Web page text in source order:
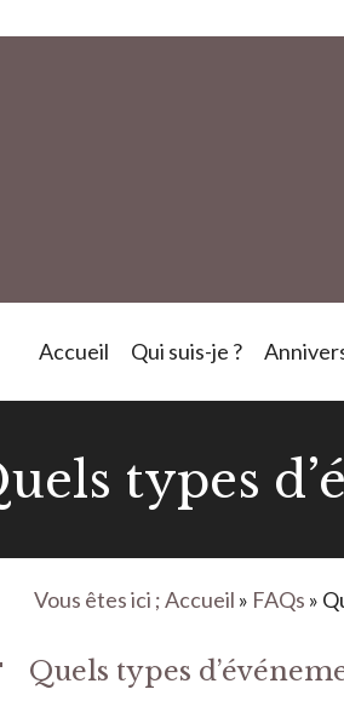
Accueil Qui suis-je ?
types
Vous êtes ici ; Accueil » FAQs »
Quels types